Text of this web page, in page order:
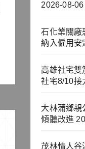
2026-08-06
石化業關廠
納入僱用安
高雄社宅雙
社宅8/10接
大林蒲鄉親
傾聽改進
茂林情人谷